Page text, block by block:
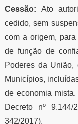
Cessão: Ato
cedido, sem
com a origem,
de função de
Poderes da
Municípios,
de economia
Decreto nº 9.144/
342/2017).